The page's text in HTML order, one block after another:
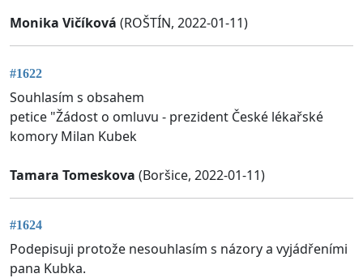
Monika Vičíková (ROŠTÍN, 2022-01-11)
#1622
Souhlasím s obsahem
petice "Žádost o omluvu - prezident České lékařské
komory Milan Kubek
Tamara Tomeskova (Boršice, 2022-01-11)
#1624
Podepisuji protože nesouhlasím s názory a vyjádřeními
pana Kubka.